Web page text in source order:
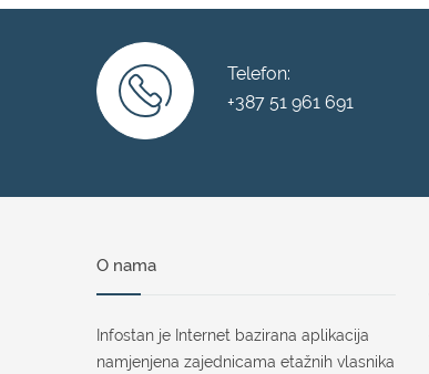
Telefon:
+387 51 961 691
O nama
Infostan je Internet bazirana aplikacija
namjenjena zajednicama etažnih vlasnika